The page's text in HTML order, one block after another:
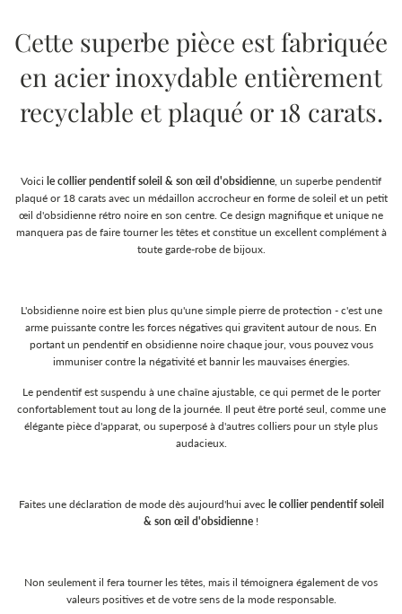
Cette superbe pièce est fabriquée
en acier inoxydable entièrement
recyclable et plaqué or 18 carats.
Voici le collier pendentif soleil & son œil d'obsidienne, un superbe pendentif
plaqué or 18 carats avec un médaillon accrocheur en forme de soleil et un petit
œil d'obsidienne rétro noire en son centre. Ce design magnifique et unique ne
manquera pas de faire tourner les têtes et constitue un excellent complément à
toute garde-robe de bijoux.
L'obsidienne noire est bien plus qu'une simple pierre de protection - c'est une
arme puissante contre les forces négatives qui gravitent autour de nous. En
portant un pendentif en obsidienne noire chaque jour, vous pouvez vous
immuniser contre la négativité et bannir les mauvaises énergies.
Le pendentif est suspendu à une chaîne ajustable, ce qui permet de le porter
confortablement tout au long de la journée. Il peut être porté seul, comme une
élégante pièce d'apparat, ou superposé à d'autres colliers pour un style plus
audacieux.
Faites une déclaration de mode dès aujourd'hui avec le collier pendentif soleil
& son œil d'obsidienne !
Non seulement il fera tourner les têtes, mais il témoignera également de vos
valeurs positives et de votre sens de la mode responsable.